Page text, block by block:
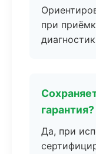
при
гарантия?
Да, при